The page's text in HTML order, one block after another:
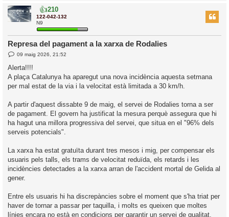
👍210
122-042-132
N9
Represa del pagament a la xarxa de Rodalies
E
t
r
a
d
a
09 maig 2026, 21:52
Alerta!!!!
A plaça Catalunya ha aparegut una nova incidència aquesta setmana
per mal estat de la via i la velocitat està limitada a 30 km/h.
A partir d'aquest dissabte 9 de maig, el servei de Rodalies torna a ser
de pagament. El govern ha justificat la mesura perquè assegura que hi
ha hagut una millora progressiva del servei, que situa en el "96% dels
serveis potencials".
La xarxa ha estat gratuïta durant tres mesos i mig, per compensar els
usuaris pels talls, els trams de velocitat reduïda, els retards i les
incidències detectades a la xarxa arran de l'accident mortal de Gelida al
gener.
Entre els usuaris hi ha discrepàncies sobre el moment que s'ha triat per
haver de tornar a passar per taquilla, i molts es queixen que moltes
línies encara no està en condicions per garantir un servei de qualitat.